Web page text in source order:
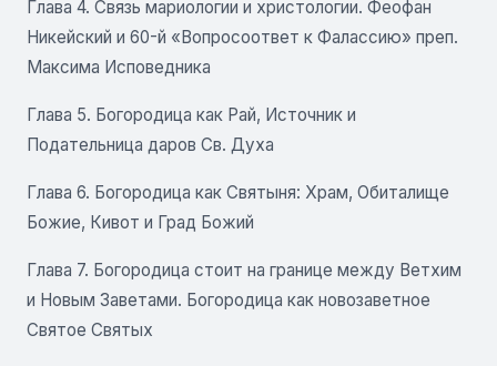
Глава 4. Связь мариологии и христологии. Феофан
Никейский и 60-й «Вопросоответ к Фалассию» преп.
Максима Исповедника
Глава 5. Богородица как Рай, Источник и
Подательница даров Св. Духа
Глава 6. Богородица как Святыня: Храм, Обиталище
Божие, Кивот и Град Божий
Глава 7. Богородица стоит на границе между Ветхим
и Новым Заветами. Богородица как новозаветное
Святое Святых